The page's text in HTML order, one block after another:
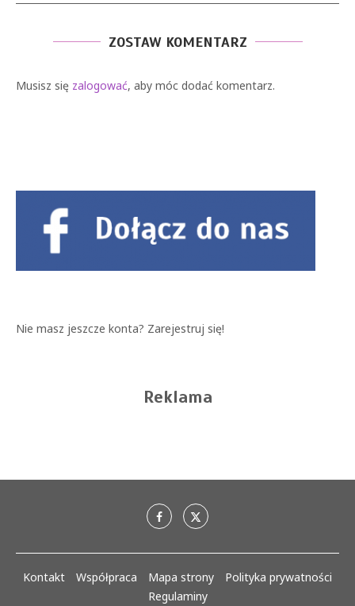
ZOSTAW KOMENTARZ
Musisz się zalogować, aby móc dodać komentarz.
Nie masz jeszcze konta? Zarejestruj się!
Reklama
Kontakt Współpraca Mapa strony
Polityka prywatności
Regulaminy